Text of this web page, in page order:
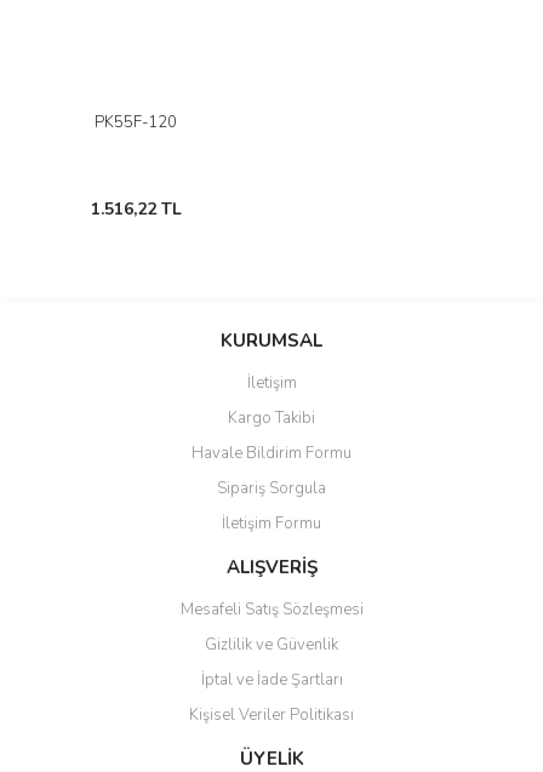
PK55F-120
1.516,22 TL
KURUMSAL
İletişim
Kargo Takibi
Havale Bildirim Formu
Sipariş Sorgula
İletişim Formu
ALIŞVERİŞ
Mesafeli Satış Sözleşmesi
Gizlilik ve Güvenlik
İptal ve İade Şartları
Kişisel Veriler Politikası
ÜYELİK